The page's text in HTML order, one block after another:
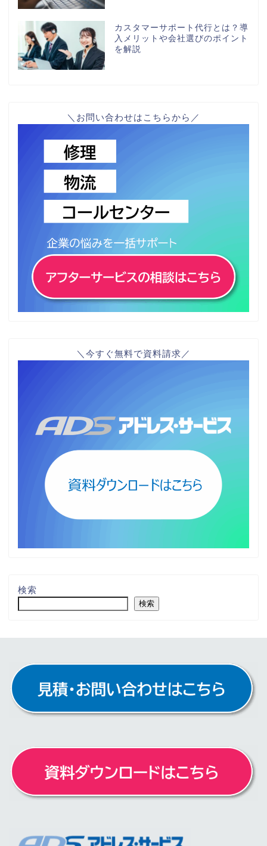
カスタマーサポート代行とは？導
入メリットや会社選びのポイント
を解説
＼お問い合わせはこちらから／
＼今すぐ無料で資料請求／
検索
検索